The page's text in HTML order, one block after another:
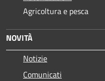
Agricoltura e pesca
NOVITÀ
Notizie
Comunicati